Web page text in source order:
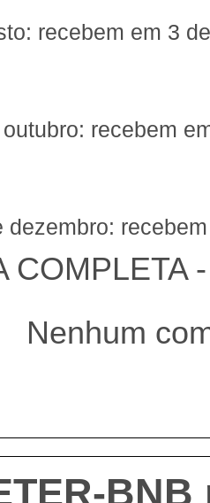
recebem em 3
recebem
dezembro:
COMPLETA
Nenhum